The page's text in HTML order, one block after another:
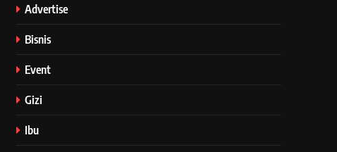
Advertise
Bisnis
Event
Gizi
Ibu